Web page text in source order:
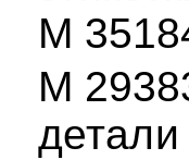
M 35
M
детали